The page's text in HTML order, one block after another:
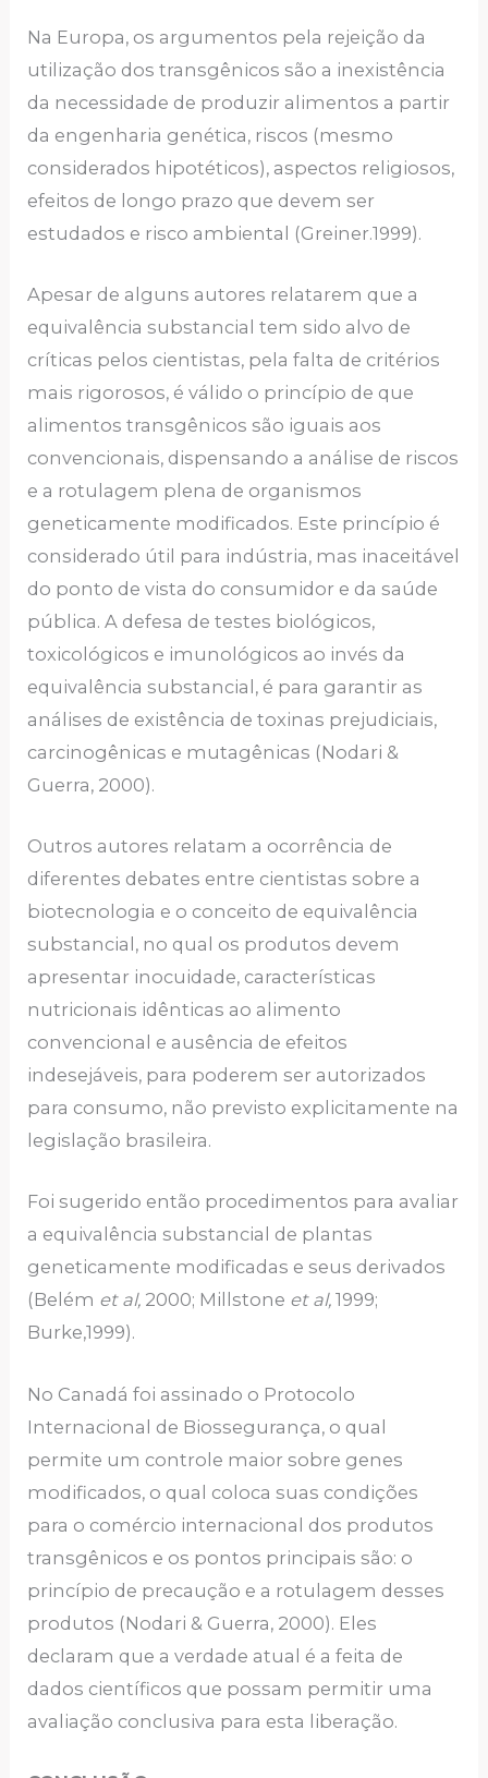
Na Europa, os argumentos pela rejeição da
utilização dos transgênicos são a inexistência
da necessidade de produzir alimentos a partir
da engenharia genética, riscos (mesmo
considerados hipotéticos), aspectos religiosos,
efeitos de longo prazo que devem ser
estudados e risco ambiental (Greiner.1999).
Apesar de alguns autores relatarem que a
equivalência substancial tem sido alvo de
críticas pelos cientistas, pela falta de critérios
mais rigorosos, é válido o princípio de que
alimentos transgênicos são iguais aos
convencionais, dispensando a análise de riscos
e a rotulagem plena de organismos
geneticamente modificados. Este princípio é
considerado útil para indústria, mas inaceitável
do ponto de vista do consumidor e da saúde
pública. A defesa de testes biológicos,
toxicológicos e imunológicos ao invés da
equivalência substancial, é para garantir as
análises de existência de toxinas prejudiciais,
carcinogênicas e mutagênicas (Nodari &
Guerra, 2000).
Outros autores relatam a ocorrência de
diferentes debates entre cientistas sobre a
biotecnologia e o conceito de equivalência
substancial, no qual os produtos devem
apresentar inocuidade, características
nutricionais idênticas ao alimento
convencional e ausência de efeitos
indesejáveis, para poderem ser autorizados
para consumo, não previsto explicitamente na
legislação brasileira.
Foi sugerido então procedimentos para avaliar
a equivalência substancial de plantas
geneticamente modificadas e seus derivados
(Belém et al, 2000; Millstone et al, 1999;
Burke,1999).
No Canadá foi assinado o Protocolo
Internacional de Biossegurança, o qual
permite um controle maior sobre genes
modificados, o qual coloca suas condições
para o comércio internacional dos produtos
transgênicos e os pontos principais são: o
princípio de precaução e a rotulagem desses
produtos (Nodari & Guerra, 2000). Eles
declaram que a verdade atual é a feita de
dados científicos que possam permitir uma
avaliação conclusiva para esta liberação.